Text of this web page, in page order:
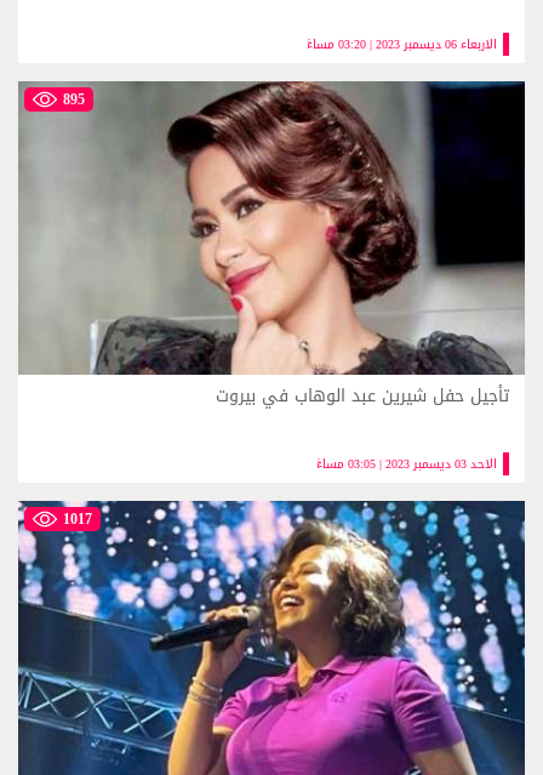
الاربعاء 06 ديسمبر 2023 | 03:20 مساءً
895
الاحد 03 ديسمبر 2023 | 03:05 مساءً
تأجيل حفل شيرين عبد الوهاب في بيروت
1017